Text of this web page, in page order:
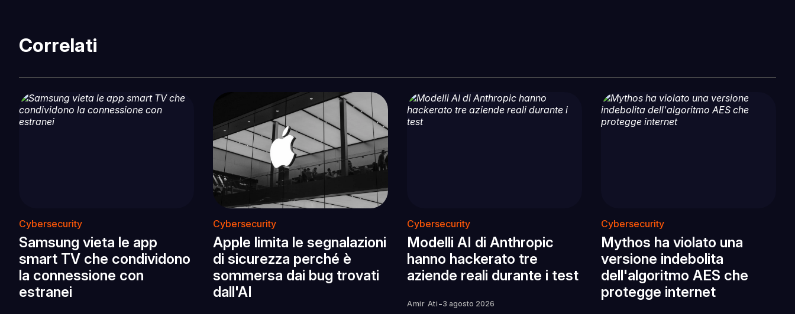
Correlati
Cybersecurity
Samsung vieta le app
smart TV che condividono
la connessione con
estranei
Cybersecurity
Apple limita le segnalazioni
di sicurezza perché è
sommersa dai bug trovati
dall'AI
Cybersecurity
Modelli AI di Anthropic
hanno hackerato tre
aziende reali durante i test
Amir Ati -3 agosto 2026
Cybersecurity
Mythos ha violato una
versione indebolita
dell'algoritmo AES che
protegge internet